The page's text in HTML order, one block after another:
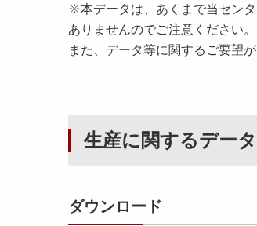
※本データは、あくまで当セン
ありませんのでご注意ください。
また、データ等に関するご要望
生産に関するデー
ダウンロード